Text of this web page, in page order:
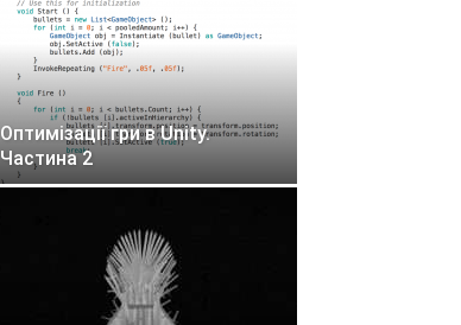
Оптимізації гри в Unity.
Частина 2